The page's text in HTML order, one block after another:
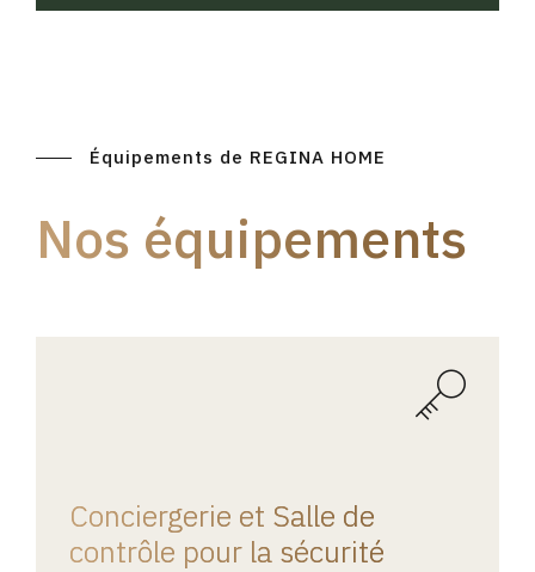
Équipements de REGINA HOME
Nos équipements
Conciergerie et Salle de
contrôle pour la sécurité